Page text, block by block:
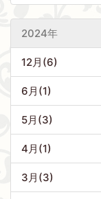
2024年
12月(6)
6月(1)
5月(3)
4月(1)
3月(3)